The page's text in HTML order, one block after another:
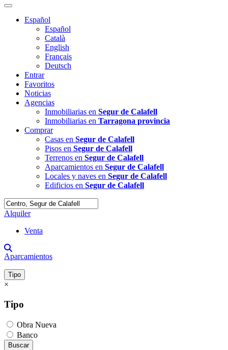
Español
Español
Català
English
Français
Deutsch
Entrar
Favoritos
Noticias
Agencias
Inmobiliarias en Segur de Calafell
Inmobiliarias en Tarragona provincia
Comprar
Casas en Segur de Calafell
Pisos en Segur de Calafell
Terrenos en Segur de Calafell
Aparcamientos en Segur de Calafell
Locales y naves en Segur de Calafell
Edificios en Segur de Calafell
Alquiler
Venta
Aparcamientos
Tipo
×
Tipo
Obra Nueva
Banco
Buscar